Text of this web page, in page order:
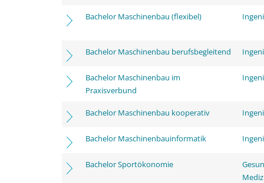
Bachelor Maschinenbau (flexibel)
Bachelor Maschinenbau berufsbegleitend
Bachelor Maschinenbau im
Praxisverbund
Bachelor Maschinenbau kooperativ
Bachelor Maschinenbauinformatik
Bachelor Sportökonomie